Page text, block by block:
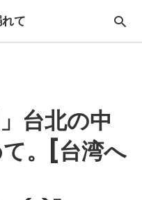
て
台北の中
。[台湾へ